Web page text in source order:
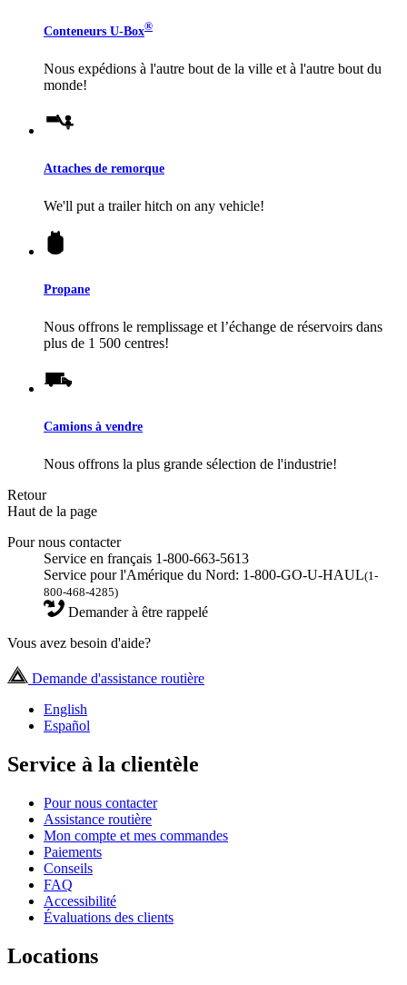
Conteneurs U-Box®
Nous expédions à l'autre bout de la ville et à l'autre bout du
monde!
Attaches de remorque
We'll put a trailer hitch on any vehicle!
Propane
Nous offrons le remplissage et l’échange de réservoirs dans
plus de 1 500 centres!
Camions à vendre
Nous offrons la plus grande sélection de l'industrie!
Retour
Haut de la page
Pour nous contacter
Service en français 1-800-663-5613
Service pour l'Amérique du Nord: 1-800-GO-U-HAUL(1-
800-468-4285)
Demander à être rappelé
Vous avez besoin d'aide?
Demande d'assistance routière
English
Español
Service à la clientèle
Pour nous contacter
Assistance routière
Mon compte et mes commandes
Paiements
Conseils
FAQ
Accessibilité
Évaluations des clients
Locations